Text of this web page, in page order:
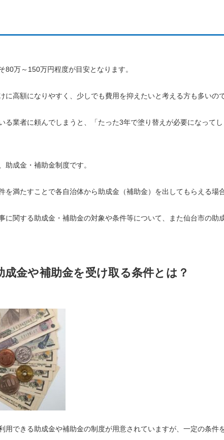
80万～150万円程度が目安となります。
に高額になりやすく、少しでも費用を抑えたいと考える方も多いの
る業者に頼んでしまうと、「たった3年で塗り替えが必要になって
助成金・補助金制度です。
を満たすことで各自治体から助成金（補助金）を出してもらえる場
に関する助成金・補助金の対象や条件等について、また仙台市の助
成金や補助金を受け取る条件とは？
用できる助成金や補助金の制度が用意されていますが、一定の条件